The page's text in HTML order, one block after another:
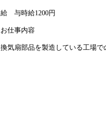
給 与時給1200円
お仕事内容
換気扇部品を製造している工場